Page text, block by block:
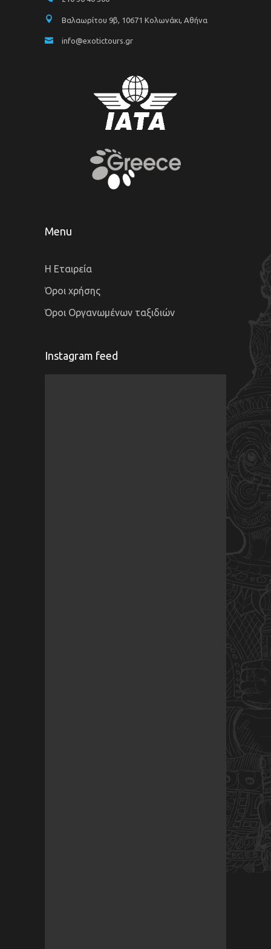
Βαλαωρίτου 9β, 10671 Κολωνάκι, Αθήνα
info@exotictours.gr
Menu
Η Εταιρεία
Όροι χρήσης
Όροι Οργανωμένων ταξιδιών
Instagram feed